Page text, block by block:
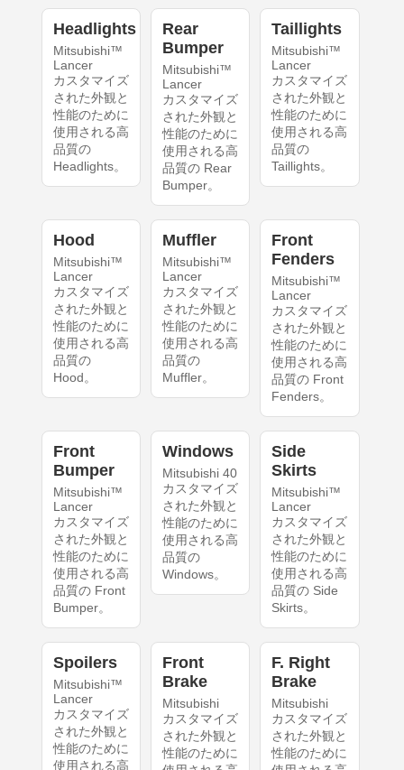
Headlights
Mitsubishi™
Lancer
カスタマイズ
された外観と
性能のために
使用される高
品質の
Headlights。
Rear
Bumper
Mitsubishi™
Lancer
カスタマイズ
された外観と
性能のために
使用される高
品質の Rear
Bumper。
Taillights
Mitsubishi™
Lancer
カスタマイズ
された外観と
性能のために
使用される高
品質の
Taillights。
Hood
Mitsubishi™
Lancer
カスタマイズ
された外観と
性能のために
使用される高
品質の
Hood。
Muffler
Mitsubishi™
Lancer
カスタマイズ
された外観と
性能のために
使用される高
品質の
Muffler。
Front
Fenders
Mitsubishi™
Lancer
カスタマイズ
された外観と
性能のために
使用される高
品質の Front
Fenders。
Front
Bumper
Mitsubishi™
Lancer
カスタマイズ
された外観と
性能のために
使用される高
品質の Front
Bumper。
Windows
Mitsubishi 40
カスタマイズ
された外観と
性能のために
使用される高
品質の
Windows。
Side
Skirts
Mitsubishi™
Lancer
カスタマイズ
された外観と
性能のために
使用される高
品質の Side
Skirts。
Spoilers
Mitsubishi™
Lancer
カスタマイズ
された外観と
性能のために
使用される高
Front
Brake
Mitsubishi
カスタマイズ
された外観と
性能のために
F. Right
Brake
Mitsubishi
カスタマイズ
された外観と
性能のために